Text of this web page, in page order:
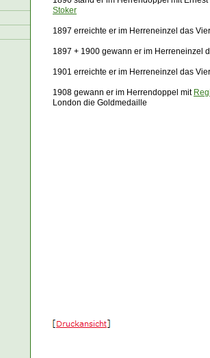
Stoker
1897 erreichte er im Herreneinzel das
1897 + 1900 gewann er im Herreneinzel
1901 erreichte er im Herreneinzel das
1908 gewann er im Herrendoppel mit
London die Goldmedaille